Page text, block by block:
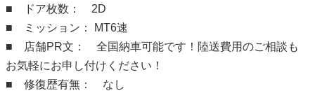
■ ドア枚数： 2D
■ ミッション： MT6速
■ 店舗PR文： 全国納車可能です！陸送費用のご相談も
お気軽にお申し付けください！
■ 修復歴有無： なし